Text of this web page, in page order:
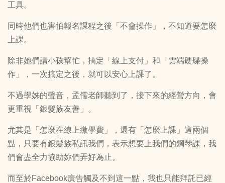
工具。
同時他們也害怕報名課程之後「不會操作」，不知道要怎麼
上課。
除非她們請小孩幫忙，搞定「線上支付」和「雲端硬碟操
作」，一次搞定之後，就可以安心上課了。
不過學姊的聲音，孟儒老師聽到了，接下來的經營方向，會
更重視「銀髮族友善」。
尤其是「怎麼在線上繳學費」，還有「怎麼上課」這兩個
點，只要有銀髮族私訊我們，表示想要上我們的鋼琴課，我
們會盡全力協助妳們弄好為止。
而至於Facebook廣告觸及不到這一點，我也只能拜託已經